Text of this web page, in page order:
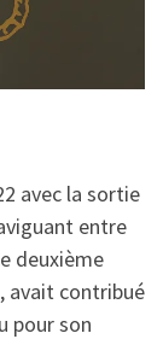
avec la sortie
entre
deuxième
avait contribué
pour son